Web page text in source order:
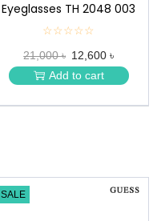
Eyeglasses TH 2048 003
☆☆☆☆☆
★
★
★
★
21,000 ৳ 12,600 ৳
Add to cart
SALE